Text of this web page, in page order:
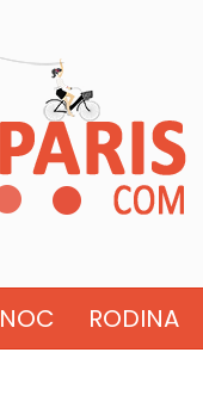
NOC RODINA